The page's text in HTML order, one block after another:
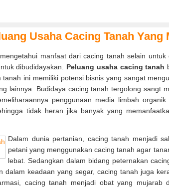
Usaha Cacing Tanah Yang
manfaat dari cacing tanah selain
dibudidayakan. Peluang usaha cacing tanah
ini memiliki potensi bisnis yang sangat
lainnya. Budidaya cacing tanah tergolong sangt
penggunaan media limbah
tidak heran jika banyak yang
Dalam dunia pertanian, cacing tanah menjadi
petani yang menggunakan cacing tanah agar
lebat. Sedangkan dalam bidang peternakan
dalam keadaan yang segar, cacing tanah juga
cacing tanah menjadi obat yang mujarab